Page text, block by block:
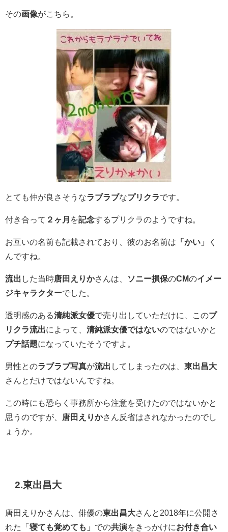
その画像がこちら。
とても仲が良さそうなラブラブなプリクラです。
付き合って ２ヶ月 を記念するプリクラのようですね。
お互いの名前も記載されており、彼のお名前は 「かい」
く
んですね。
流出 した当時唐田えりかさんは、 ソニー損保のCMのイメー
ジキャラクターでした。
透明感のある清純派女優で売り出していただけに、このプ
リクラ流出によって、 清純派女優ではないのではないかと
プチ話題になっていたそうですよ。
男性とのラブラブ写真が流出 してしまったのは、 東出昌大
さんとだけではないんですね。
この時にも恐らく事務所から注意を受けたのではないかと
思うのですが、
唐田えりかさん反省はされなかったのでし
ょうか。
2.東出昌大
唐田えりかさんは、俳優の東出昌大さんと2018年に公開さ
れた「 寝ても覚めても」 での共演をきっかけにお付き合い